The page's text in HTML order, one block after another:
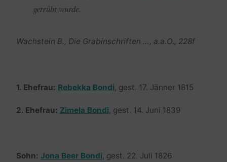
getrübt wurde.
Wachstein B., Die Grabinschriften …, a.a.O., 228f
1. Ehefrau: Rebekka Bondi, gest. 17. Jänner 1815
2. Ehefrau: Zimela Bondi, gest. 14. Juni 1839
Sohn: Jona Beer Bondi, gest. 22. Juli 1826